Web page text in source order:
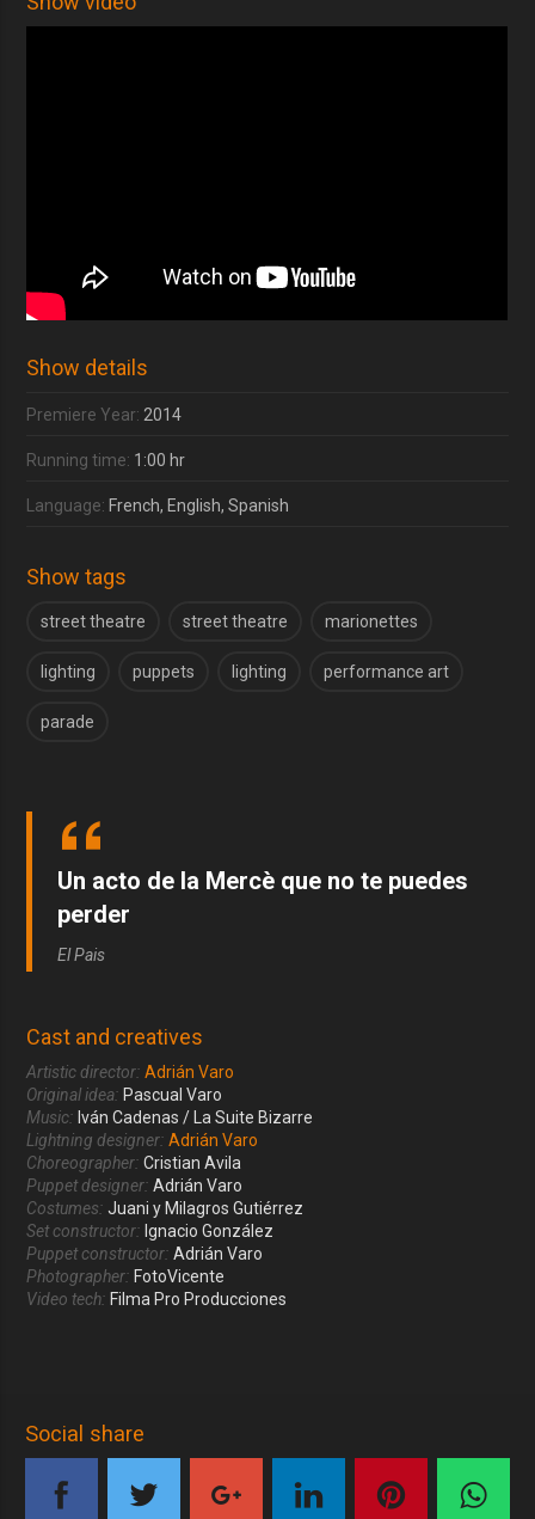
Show details
Premiere Year: 2014
Running time: 1:00 hr
Language: French, English, Spanish
Show tags
street theatre street theatre marionettes
lighting puppets lighting performance art
parade
Un acto de la Mercè que no te puedes
perder
El Pais
Cast and creatives
Artistic director: Adrián Varo
Original idea: Pascual Varo
Music: Iván Cadenas / La Suite Bizarre
Lightning designer: Adrián Varo
Choreographer: Cristian Avila
Puppet designer: Adrián Varo
Costumes: Juani y Milagros Gutiérrez
Set constructor: Ignacio González
Puppet constructor: Adrián Varo
Photographer: FotoVicente
Video tech: Filma Pro Producciones
Social share